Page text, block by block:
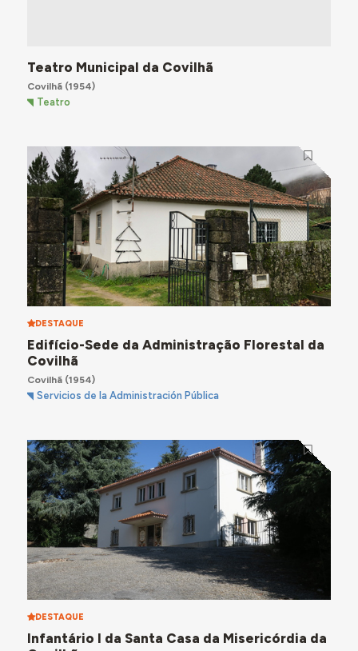
Teatro Municipal da Covilhã
Covilhã(1954)
Teatro
DESTAQUE
Edifício-Sede da Administração Florestal da
Covilhã
Covilhã(1954)
Servicios de la Administración Pública
DESTAQUE
Infantário I da Santa Casa da Misericórdia da